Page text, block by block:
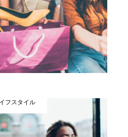
フスタイル